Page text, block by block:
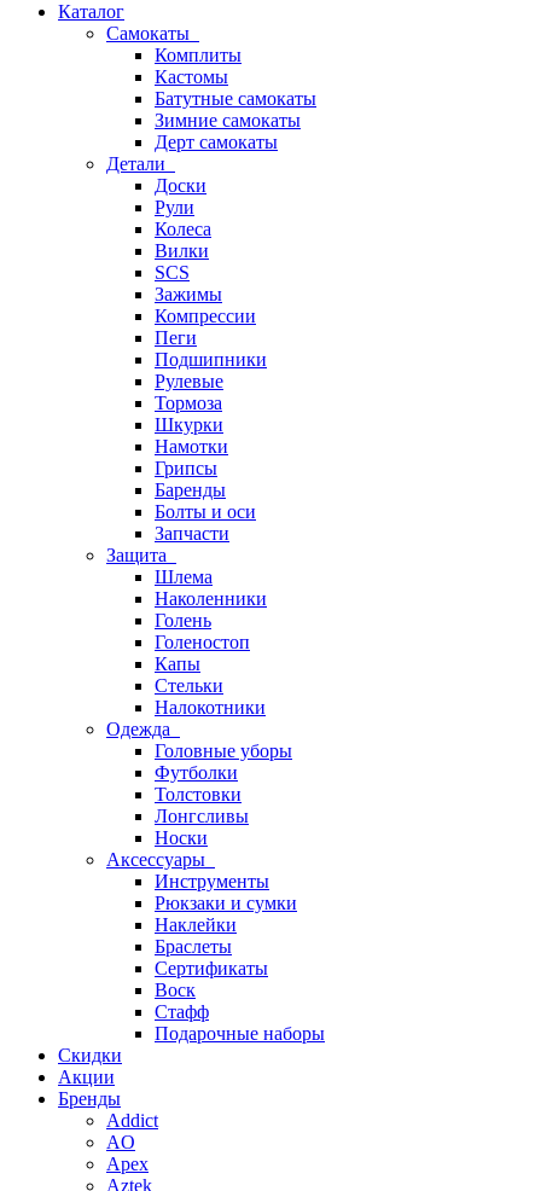
Каталог
Самокаты
Комплиты
Кастомы
Батутные самокаты
Зимние самокаты
Дерт самокаты
Детали
Доски
Рули
Колеса
Вилки
SCS
Зажимы
Компрессии
Пеги
Подшипники
Рулевые
Тормоза
Шкурки
Намотки
Грипсы
Баренды
Болты и оси
Запчасти
Защита
Шлема
Наколенники
Голень
Голеностоп
Капы
Стельки
Налокотники
Одежда
Головные уборы
Футболки
Толстовки
Лонгсливы
Носки
Аксессуары
Инструменты
Рюкзаки и сумки
Наклейки
Браслеты
Сертификаты
Воск
Стафф
Подарочные наборы
Скидки
Акции
Бренды
Addict
AO
Apex
Aztek